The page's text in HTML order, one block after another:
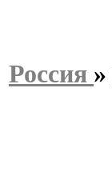
Россия »